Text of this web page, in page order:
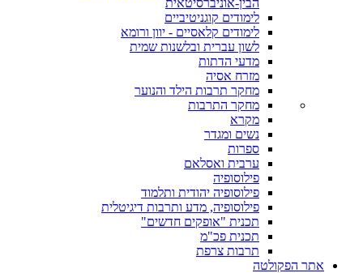
הבין-אוניברסיטאית
לימודים קוגניטיביים
לימודים קלאסיים - יוון ורומא
לשון עברית ובלשנות שמית
מדעי הדתות
מזרח אסיה
מחקר תרבות הילד והנוער
מחקר התרבות
מקרא
נשים ומגדר
ספרות
ערבית ואסלאם
פילוסופיה
פילוסופיה יהודית ותלמוד
פילוסופיה, מדע ותרבות דיגיטלית
תכנית "אופקים חדשים"
תכנית פכ"מ
תרבות צרפת
אתר הפקולטה